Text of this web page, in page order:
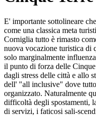
E' importante sottolineare
come una classica meta
Corniglia tutto è rimasto
nuova vocazione turistica di
solo marginalmente
il punto di forza delle
dagli stress delle città e allo
dell' "all inclusive" dove
organizzato. Naturalmente
difficoltà degli spostamenti,
di servizi, i faticosi sali-